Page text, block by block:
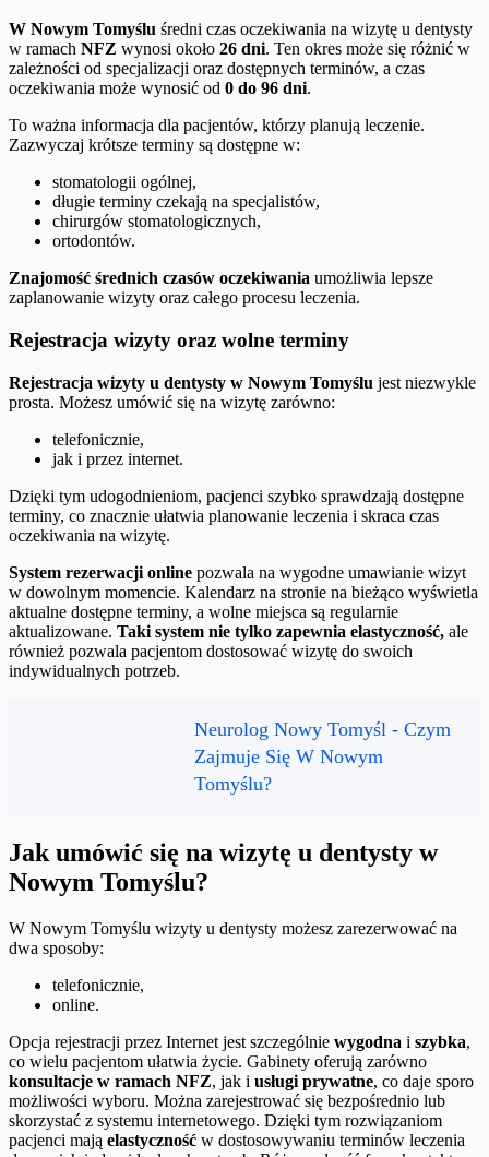
W Nowym Tomyślu średni czas oczekiwania na wizytę u dentysty
w ramach NFZ wynosi około 26 dni. Ten okres może się różnić w
zależności od specjalizacji oraz dostępnych terminów, a czas
oczekiwania może wynosić od 0 do 96 dni.
To ważna informacja dla pacjentów, którzy planują leczenie.
Zazwyczaj krótsze terminy są dostępne w:
stomatologii ogólnej,
długie terminy czekają na specjalistów,
chirurgów stomatologicznych,
ortodontów.
Znajomość średnich czasów oczekiwania umożliwia lepsze
zaplanowanie wizyty oraz całego procesu leczenia.
Rejestracja wizyty oraz wolne terminy
Rejestracja wizyty u dentysty w Nowym Tomyślu jest niezwykle
prosta. Możesz umówić się na wizytę zarówno:
telefonicznie,
jak i przez internet.
Dzięki tym udogodnieniom, pacjenci szybko sprawdzają dostępne
terminy, co znacznie ułatwia planowanie leczenia i skraca czas
oczekiwania na wizytę.
System rezerwacji online pozwala na wygodne umawianie wizyt
w dowolnym momencie. Kalendarz na stronie na bieżąco wyświetla
aktualne dostępne terminy, a wolne miejsca są regularnie
aktualizowane. Taki system nie tylko zapewnia elastyczność, ale
również pozwala pacjentom dostosować wizytę do swoich
indywidualnych potrzeb.
Neurolog Nowy Tomyśl - Czym
Zajmuje Się W Nowym
Tomyślu?
Jak umówić się na wizytę u dentysty w
Nowym Tomyślu?
W Nowym Tomyślu wizyty u dentysty możesz zarezerwować na
dwa sposoby:
telefonicznie,
online.
Opcja rejestracji przez Internet jest szczególnie wygodna i szybka,
co wielu pacjentom ułatwia życie. Gabinety oferują zarówno
konsultacje w ramach NFZ, jak i usługi prywatne, co daje sporo
możliwości wyboru. Można zarejestrować się bezpośrednio lub
skorzystać z systemu internetowego. Dzięki tym rozwiązaniom
pacjenci mają elastyczność w dostosowywaniu terminów leczenia